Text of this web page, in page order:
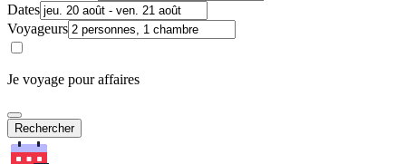
Dates
Voyageurs
Je voyage pour affaires
Rechercher